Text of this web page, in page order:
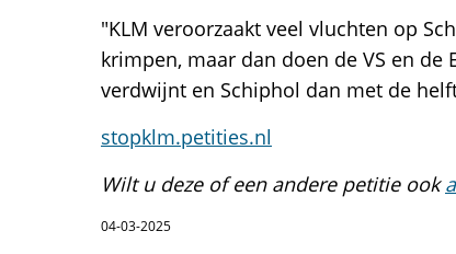
"KLM veroorzaakt veel vluchten op
krimpen, maar dan doen de VS en de
verdwijnt en Schiphol dan met de
stopklm.petities.nl
Wilt u deze of een andere petitie ook
04-03-2025